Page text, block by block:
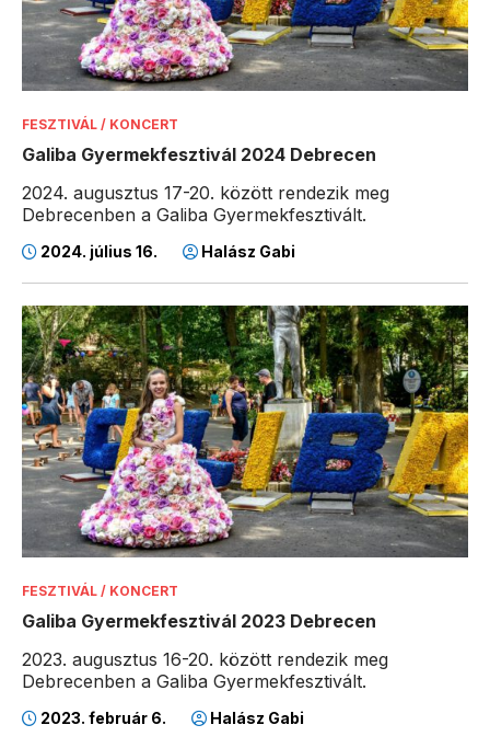
FESZTIVÁL / KONCERT
Galiba Gyermekfesztivál 2024 Debrecen
2024. augusztus 17-20. között rendezik meg
Debrecenben a Galiba Gyermekfesztivált.
2024. július 16. Halász Gabi
FESZTIVÁL / KONCERT
Galiba Gyermekfesztivál 2023 Debrecen
2023. augusztus 16-20. között rendezik meg
Debrecenben a Galiba Gyermekfesztivált.
2023. február 6. Halász Gabi